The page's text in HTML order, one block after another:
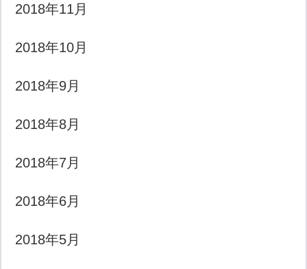
2018年11月
2018年10月
2018年9月
2018年8月
2018年7月
2018年6月
2018年5月